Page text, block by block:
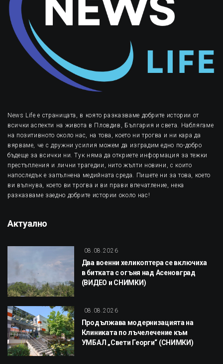
News Life е страницата, в която разказваме добрите истории от
всички аспекти на живота в Пловдив, България и света. Наблягаме
на позитивното около нас, на това, което ни трогва и ни кара да
вярваме, че с дружни усилия можем да изградим едно по-добро
бъдеще за всички ни. Тук няма да откриете информация за тежки
престъпления и лични трагедии, нито жълти новини, с които
напоследък е запълнена медийната среда. Пишете ни за това, което
ви вълнува, което ви трогва и ви прави впечатление, нека
разказваме заедно добрите истории около нас!
Актуално
08.08.2026
Два военни хеликоптера се включиха
в битката с огъня над Асеновград
(ВИДЕО и СНИМКИ)
08.08.2026
Продължава модернизацията на
Клиниката по лъчелечение към
УМБАЛ „Свети Георги“ (СНИМКИ)